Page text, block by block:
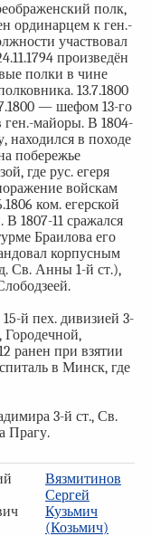
полк,
ординарцем к ген.-
участвовал
произведён
полки в чине
13.7.1800
— шефом 13-го
ген.-майоры. В 1804-
находился в походе
побережье
где рус. егеря
войскам
ком. егерской
1807-11 сражался
Браилова его
корпусным
Св. Анны 1-й ст.),
й пех. дивизией 3-
ранен при взятии
в Минск, где
3-й ст., Св.
Прагу.
Вязмитинов
Сергей
Кузьмич
(Козьмич)